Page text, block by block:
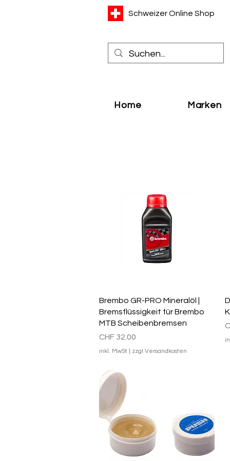
Schweizer Online Shop
Home Marken
Schnellansicht
Brembo GR-PRO Mineralöl |
Bremsflüssigkeit für Brembo
MTB Scheibenbremsen
Preis
CHF 32.00
inkl. MwSt zzgl Versandkosten